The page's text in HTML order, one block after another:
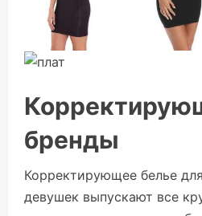
бренды
Корректирующее белье
девушек выпускают все